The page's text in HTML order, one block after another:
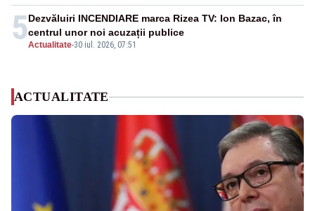
5Actualitate-30 iul. 2026, 07:51
Dezvăluiri INCENDIARE marca Rizea TV: Ion Bazac, în
centrul unor noi acuzații publice
ACTUALITATE